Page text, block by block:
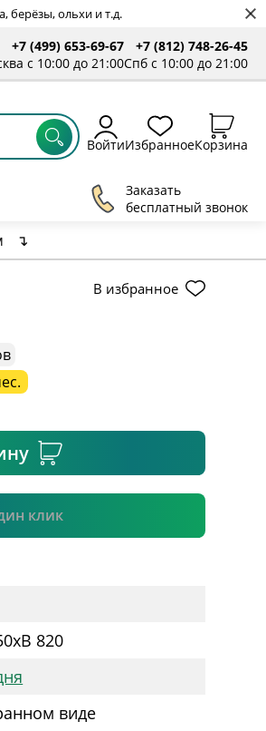
берёзы, ольхи и т.д.
+7 (499) 653-69-67
с 10:00 до 21:00
+7 (812) 748-26-45
Спб с 10:00 до 21:00
ВойтиИзбранноеКорзина
Заказать
бесплатный звонок
↴
В избранное
клик
xВ 820
виде